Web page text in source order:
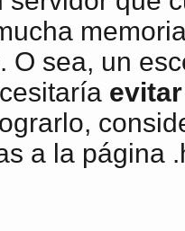
O sea, un
a la